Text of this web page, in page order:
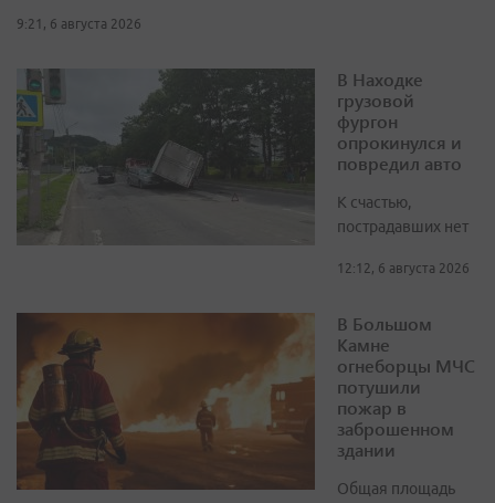
9:21, 6 августа 2026
В Находке
грузовой
фургон
опрокинулся и
повредил авто
К счастью,
пострадавших нет
12:12, 6 августа 2026
В Большом
Камне
огнеборцы МЧС
потушили
пожар в
заброшенном
здании
Общая площадь